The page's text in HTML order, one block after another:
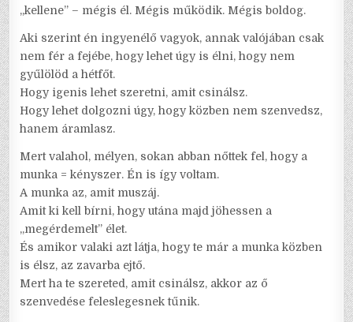
„kellene” – mégis él. Mégis működik. Mégis boldog.
Aki szerint én ingyenélő vagyok, annak valójában csak
nem fér a fejébe, hogy lehet úgy is élni, hogy nem
gyűlölöd a hétfőt.
Hogy igenis lehet szeretni, amit csinálsz.
Hogy lehet dolgozni úgy, hogy közben nem szenvedsz,
hanem áramlasz.
Mert valahol, mélyen, sokan abban nőttek fel, hogy a
munka = kényszer. Én is így voltam.
A munka az, amit muszáj.
Amit ki kell bírni, hogy utána majd jöhessen a
„megérdemelt” élet.
És amikor valaki azt látja, hogy te már a munka közben
is élsz, az zavarba ejtő.
Mert ha te szereted, amit csinálsz, akkor az ő
szenvedése feleslegesnek tűnik.